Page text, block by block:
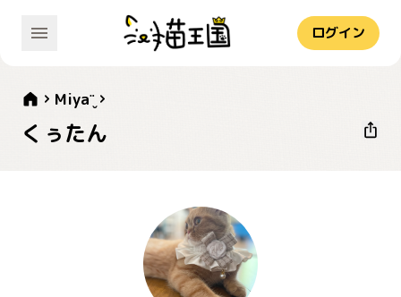
ログイン
Miya¨̮
くぅたん